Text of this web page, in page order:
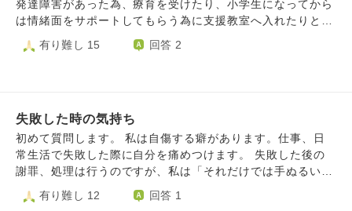
は軽減させることができるのでしょう？
は、あいつ（父親）は最悪だ、その娘である自分も気持ち悪
学校の性格上、勉強も大量にこなさなければならず、そんな
発達障害があった為、療育を受けたり、小学生になってから
は情緒面をサポートしてもらう為に支援教室へ入れたりと、
できる限りのことをしてきました。 知能に遅れは無い為、
今は通常学級で授業を受けて、塾にも行かせています。 1子
く過ごせているなと感じます。 一方2子は小学生の時は外に
出かけたりと活発だったのに、中学生になりスマホを与えた
ら家でゲームばかりする様になってしまいました。 ご飯を
あまり食べず、パンやお菓子ばかりになり、給食もデザート
くなってしまいました。 精神的にも問題があり、一度リス
有り難し 15 回答 2
失敗した時の気持ち
初めて質問します。 私は自傷する癖があります。仕事、日
常生活で失敗した際に自分を痛めつけます。 失敗した後の
謝罪、処理は行うのですが、私は「それだけでは手ぬるい」
と気持ちが収まらず、自分を痛めつけます。 具体的には、
胸を殴る、首を締める、壁に頭を打ちつけるなどです。 つ
有り難し 12 回答 1